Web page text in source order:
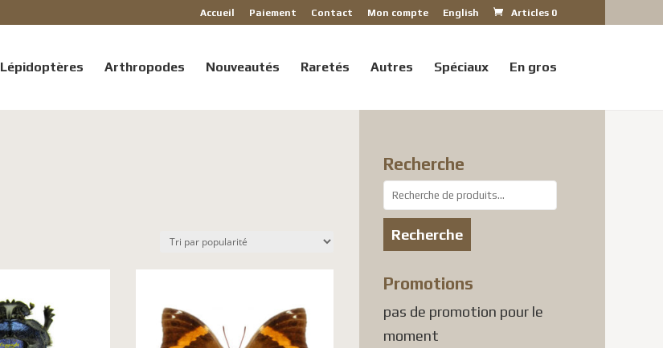
Accueil Paiement Contact Mon compte English Articles 0
Lépidoptères Arthropodes Nouveautés Raretés Autres Spéciaux En gros
Recherche
Recherche
pour :
Recherche
Promotions
pas de promotion pour le
moment